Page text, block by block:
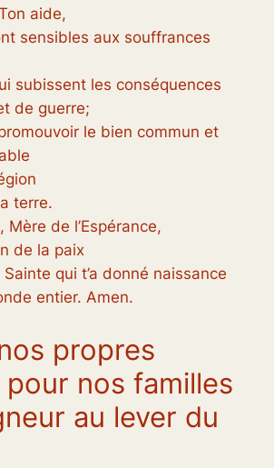
aide,
sensibles aux souffrances
subissent les conséquences
de guerre;
le bien commun et
terre.
Mère de l’Espérance,
de la paix
qui t’a donné naissance
entier. Amen.
propres
nos familles
au lever du